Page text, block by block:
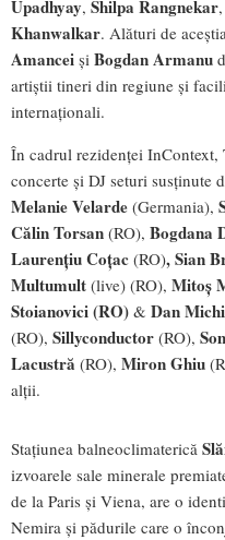
Upadhyay, Shilpa Rangnekar,
Khanwalkar. Alături de
Amancei și Bogdan Armanu
artiștii tineri din regiune și
internaționali.
În cadrul rezidenței
concerte și DJ seturi susținute
Melanie Velarde (Germania),
Călin Torsan (RO), Bogdana
Laurențiu Coțac (RO), Sian
Multumult (live) (RO), Mitoș
Stoianovici (RO) & Dan
(RO), Sillyconductor (RO),
Lacustră (RO), Miron Ghiu
alții.
Staţiunea balneoclimaterică
izvoarele sale minerale
de la Paris și Viena, are o
Nemira și pădurile care o